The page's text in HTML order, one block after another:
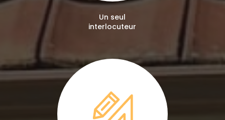
Un seul
interlocuteur